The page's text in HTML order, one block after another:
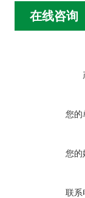
在线咨询
您的
您的
联系